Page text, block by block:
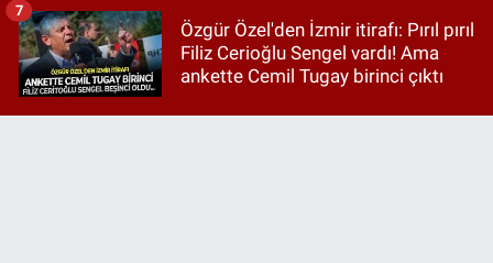
Özgür Özel'den İzmir itirafı: Pırıl pırıl
Filiz Cerioğlu Sengel vardı! Ama
ankette Cemil Tugay birinci çıktı
7